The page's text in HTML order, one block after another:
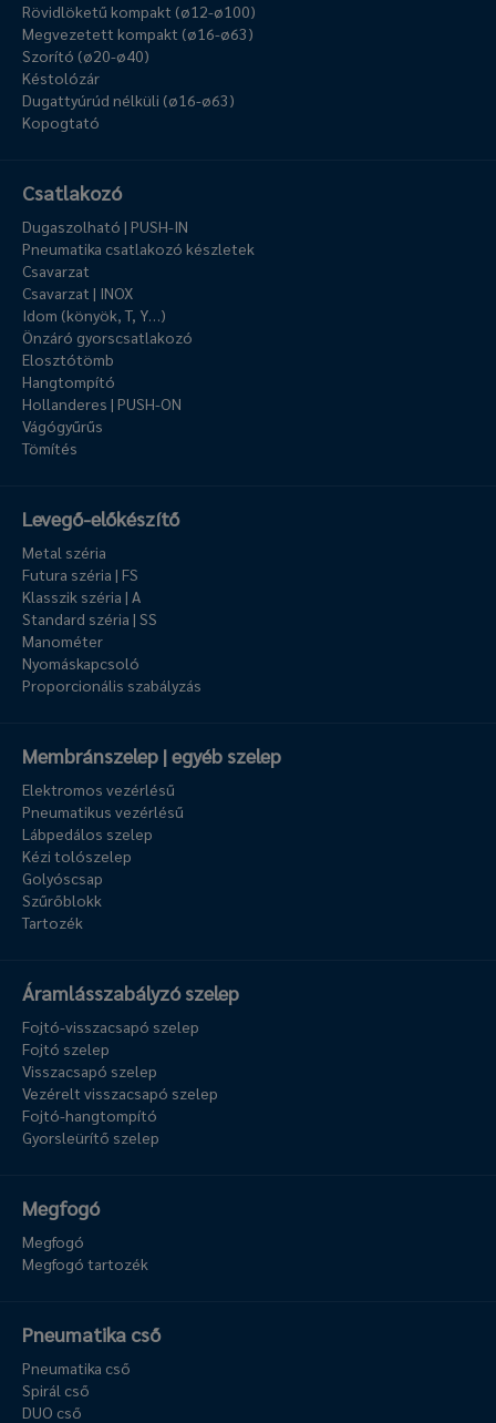
Rövidlöketű kompakt (ø12-ø100)
Megvezetett kompakt (ø16-ø63)
Szorító (ø20-ø40)
Késtolózár
Dugattyúrúd nélküli (ø16-ø63)
Kopogtató
Csatlakozó
Dugaszolható | PUSH-IN
Pneumatika csatlakozó készletek
Csavarzat
Csavarzat | INOX
Idom (könyök, T, Y…)
Önzáró gyorscsatlakozó
Elosztótömb
Hangtompító
Hollanderes | PUSH-ON
Vágógyűrűs
Tömítés
Levegő-előkészítő
Metal széria
Futura széria | FS
Klasszik széria | A
Standard széria | SS
Manométer
Nyomáskapcsoló
Proporcionális szabályzás
Membránszelep | egyéb szelep
Elektromos vezérlésű
Pneumatikus vezérlésű
Lábpedálos szelep
Kézi tolószelep
Golyóscsap
Szűrőblokk
Tartozék
Áramlásszabályzó szelep
Fojtó-visszacsapó szelep
Fojtó szelep
Visszacsapó szelep
Vezérelt visszacsapó szelep
Fojtó-hangtompító
Gyorsleürítő szelep
Megfogó
Megfogó
Megfogó tartozék
Pneumatika cső
Pneumatika cső
Spirál cső
DUO cső